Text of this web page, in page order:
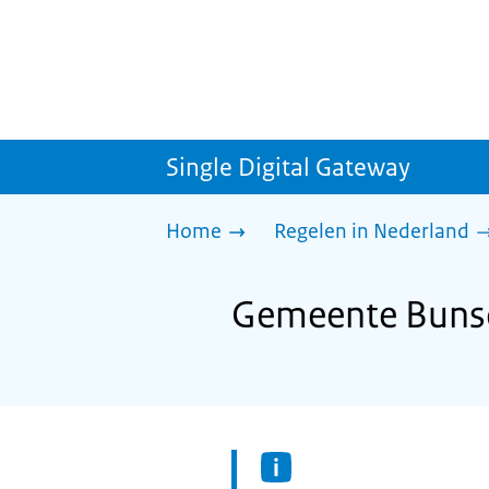
Single Digital Gateway
Home Regelen in Nederland
Gemeente